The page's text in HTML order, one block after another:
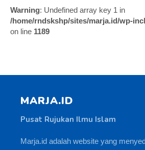
Warning: Undefined array key 1 in
/home/rndskshp/sites/marja.id/wp-
on line 1189
MARJA.ID
Pusat Rujukan Ilmu Islam
Marja.id adalah website yang